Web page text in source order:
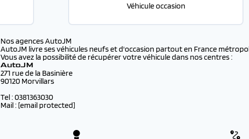
Véhicule occasion
Nos agences AutoJM
AutoJM livre ses véhicules neufs et d'occasion partout en France
Vous avez la possibilité de récupérer votre véhicule dans nos centres :
AutoJM
271 rue de la Basinière
90120 Morvillars
Tel : 0381363030
Mail : [email protected]